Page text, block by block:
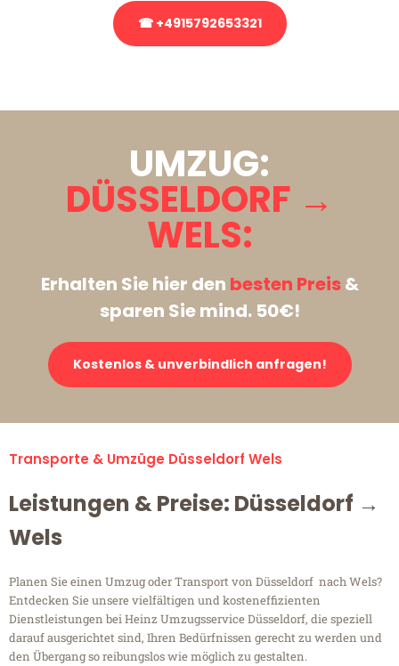
☎ +4915792653321
UMZUG:
DÜSSELDORF →
WELS:
Erhalten Sie hier den besten Preis&
sparen Sie mind. 50€!
Kostenlos & unverbindlich anfragen!
Transporte & Umzüge Düsseldorf Wels
Leistungen & Preise: Düsseldorf →
Wels
Planen Sie einen Umzug oder Transport von Düsseldorf nach Wels?
Entdecken Sie unsere vielfältigen und kosteneffizienten
Dienstleistungen bei Heinz Umzugsservice Düsseldorf, die speziell
darauf ausgerichtet sind, Ihren Bedürfnissen gerecht zu werden und
den Übergang so reibungslos wie möglich zu gestalten.